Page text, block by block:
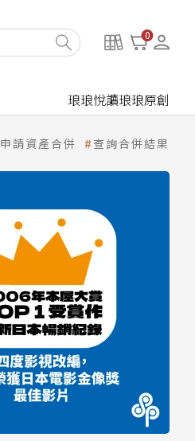
0
琅琅悅讀琅琅原創
申請資產合併 查詢合併結果